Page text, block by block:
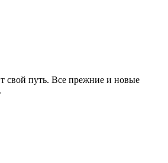
свой путь. Все прежние и новые